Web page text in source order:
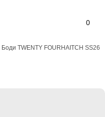
Боди TWENTY FOURHAITCH SS26